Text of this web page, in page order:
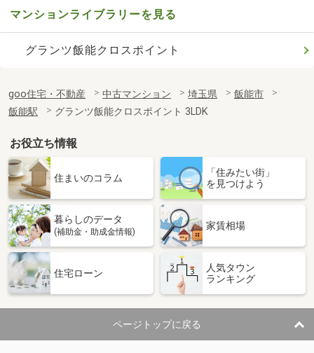
マンションライブラリーを見る
グランツ飯能クロスポイント
goo住宅・不動産 中古マンション 埼玉県
飯能市
飯能駅
グランツ飯能クロスポイント 3LDK
お役立ち情報
住まいのコラム
「住みたい街」
を見つけよう
暮らしのデータ
(補助金・助成金情報)
家賃相場
住宅ローン
人気タウン
ランキング
ページトップに戻る